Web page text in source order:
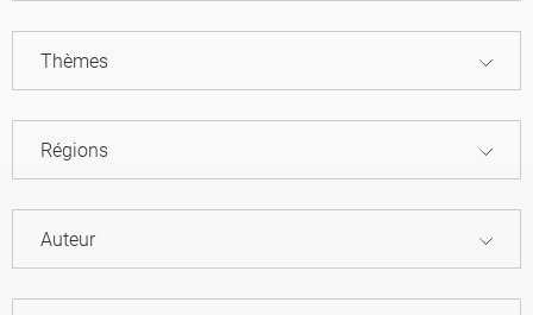
Thèmes
Régions
Auteur